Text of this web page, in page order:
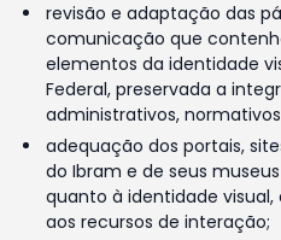
revisão e adaptação das
comunicação que
elementos da identidade
Federal, preservada a
administrativos,
adequação dos portais,
do Ibram e de seus
quanto à identidade
aos recursos de interação;